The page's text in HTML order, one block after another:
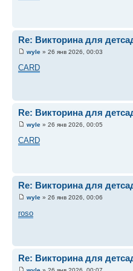
Re: Викторина для
wyle » 26 янв 2026, 00:03
CARD
Re: Викторина для
wyle » 26 янв 2026, 00:05
CARD
Re: Викторина для
wyle » 26 янв 2026, 00:06
roso
Re: Викторина для